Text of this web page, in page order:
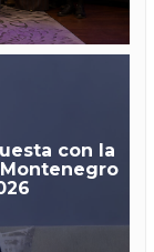
con la